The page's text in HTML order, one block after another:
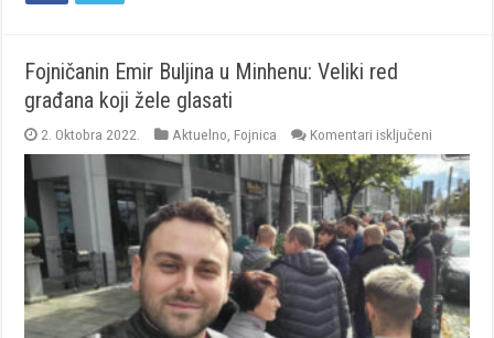
Fojničanin Emir Buljina u Minhenu: Veliki red
građana koji žele glasati
2. Oktobra 2022. Aktuelno, Fojnica Komentari isključeni
Fojničanin
Emir
Buljina
u
Minhenu:
Veliki
red
građana
koji
žele
glasati